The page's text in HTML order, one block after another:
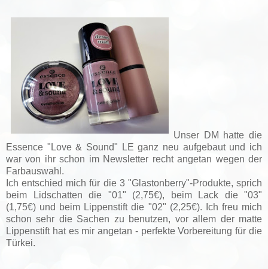
Unser DM hatte die
Essence "Love & Sound" LE ganz neu aufgebaut und ich
war von ihr schon im Newsletter recht angetan wegen der
Farbauswahl.
Ich entschied mich für die 3 "Glastonberry"-Produkte, sprich
beim Lidschatten die "01" (2,75€), beim Lack die "03"
(1,75€) und beim Lippenstift die "02" (2,25€). Ich freu mich
schon sehr die Sachen zu benutzen, vor allem der matte
Lippenstift hat es mir angetan - perfekte Vorbereitung für die
Türkei.